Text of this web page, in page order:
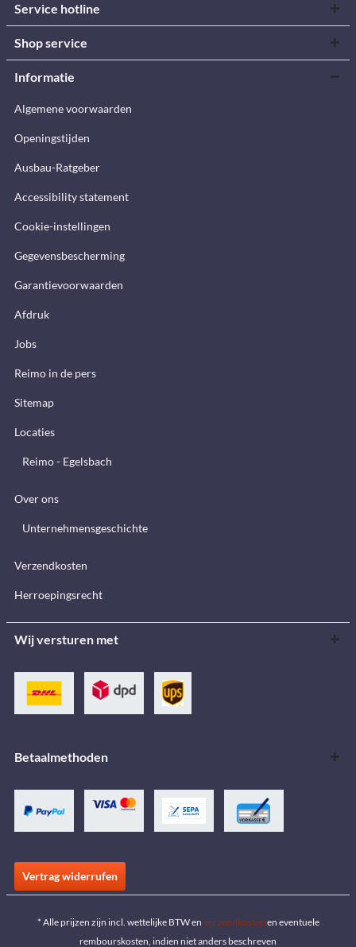
Service hotline
Shop service
Informatie
Algemene voorwaarden
Openingstijden
Ausbau-Ratgeber
Accessibility statement
Cookie-instellingen
Gegevensbescherming
Garantievoorwaarden
Afdruk
Jobs
Reimo in de pers
Sitemap
Locaties
Reimo - Egelsbach
Over ons
Unternehmensgeschichte
Verzendkosten
Herroepingsrecht
Wij versturen met
Betaalmethoden
Vertrag widerrufen
* Alle prijzen zijn incl. wettelijke BTW en verzendkosten en eventuele
rembourskosten, indien niet anders beschreven